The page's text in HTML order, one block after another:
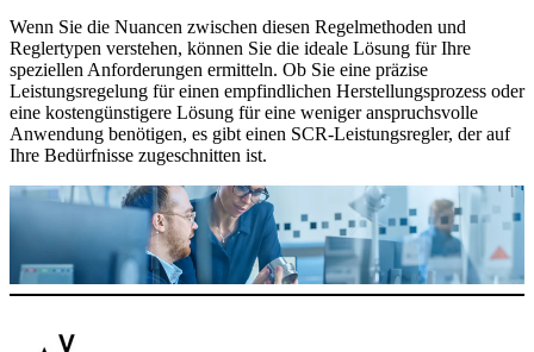
Wenn Sie die Nuancen zwischen diesen Regelmethoden und
Reglertypen verstehen, können Sie die ideale Lösung für Ihre
speziellen Anforderungen ermitteln. Ob Sie eine präzise
Leistungsregelung für einen empfindlichen Herstellungsprozess oder
eine kostengünstigere Lösung für eine weniger anspruchsvolle
Anwendung benötigen, es gibt einen SCR-Leistungsregler, der auf
Ihre Bedürfnisse zugeschnitten ist.